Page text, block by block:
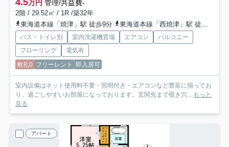
4.5万円 管理/共益費-
2階 / 29.52㎡ / 1R /築32年
東海道本線「焼津」駅 徒歩9分
東海道本線「西焼津」駅 徒歩40分
バス・トイレ別 室内洗濯機置場 エアコン
バルコニー
フローリング
電気有
敷礼0 フリーレント 即入居可
室内設備はネット使用料不要・照明付き・エアコンなど豊富に揃ってお
り、過ごしやすいお部屋になっております。玄関先まで覗き穴... もっと
見る
アパート